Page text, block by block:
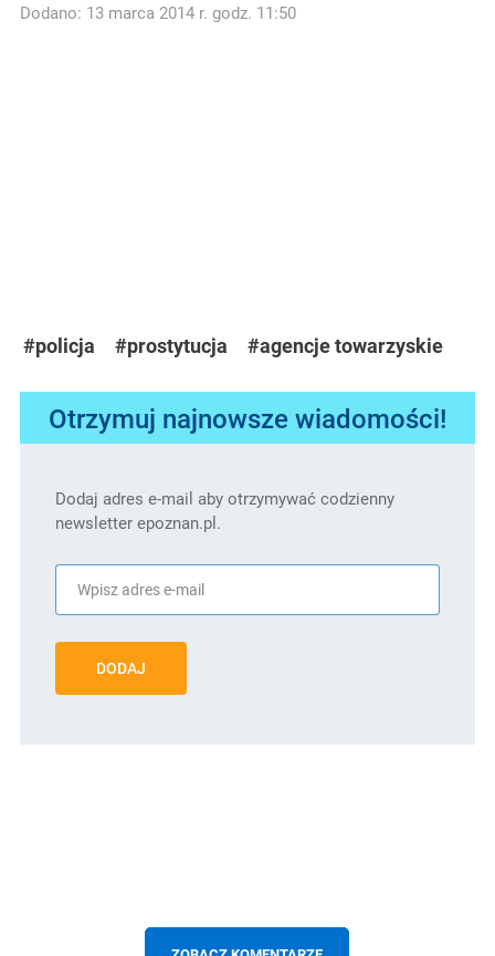
Dodano: 13 marca 2014 r. godz. 11:50
#policja #prostytucja #agencje towarzyskie
Otrzymuj najnowsze wiadomości!
Dodaj adres e-mail aby otrzymywać codzienny
newsletter epoznan.pl.
DODAJ